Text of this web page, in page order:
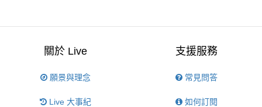
關於 Live
願景與理念
Live 大事紀
支援服務
常見問答
如何訂閱